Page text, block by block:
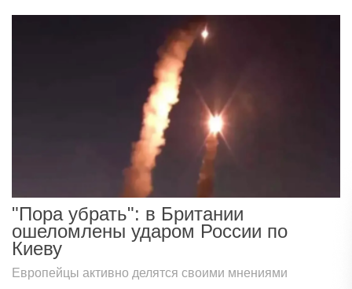
"Пора убрать": в Британии
ошеломлены ударом России по
Киеву
Европейцы активно делятся своими мнениями